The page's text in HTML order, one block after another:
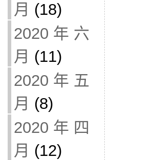
月 (18)
2020 年 六
月 (11)
2020 年 五
月 (8)
2020 年 四
月 (12)